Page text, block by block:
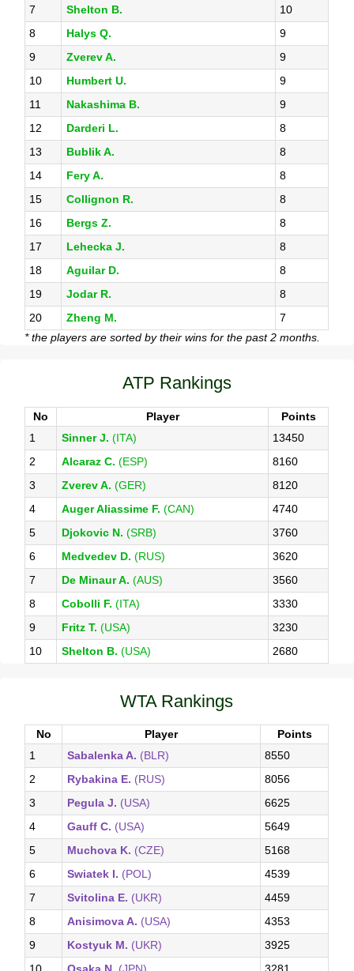
7
Shelton B.
10
8
Halys Q.
9
9
Zverev A.
9
10
Humbert U.
9
11
Nakashima B.
9
12
Darderi L.
8
13
Bublik A.
8
14
Fery A.
8
15
Collignon R.
8
16
Bergs Z.
8
17
Lehecka J.
8
18
Aguilar D.
8
19
Jodar R.
8
20
Zheng M.
7
* the players are sorted by their wins for the past 2 months.
ATP Rankings
No Player
Points
1
Sinner J. (ITA)
13450
2
Alcaraz C. (ESP)
8160
3
Zverev A. (GER)
8120
4
Auger Aliassime F. (CAN)
4740
5
Djokovic N. (SRB)
3760
6
Medvedev D. (RUS)
3620
7
De Minaur A. (AUS)
3560
8
Cobolli F. (ITA)
3330
9
Fritz T. (USA)
3230
10
Shelton B. (USA) 2680
WTA Rankings
No Player
Points
1
Sabalenka A. (BLR)
8550
2
Rybakina E. (RUS)
8056
3
Pegula J. (USA)
6625
4
Gauff C. (USA)
5649
5
Muchova K. (CZE)
5168
6
Swiatek I. (POL)
4539
7
Svitolina E. (UKR)
4459
8
Anisimova A. (USA)
4353
9
Kostyuk M. (UKR)
3925